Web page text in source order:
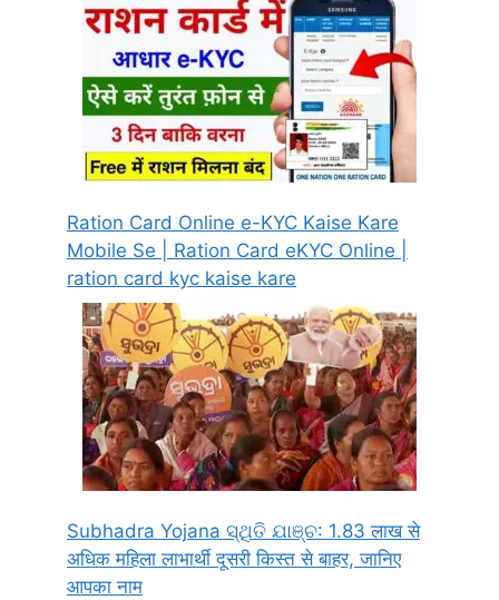
Ration Card Online e-KYC Kaise Kare
Mobile Se | Ration Card eKYC Online |
ration card kyc kaise kare
Subhadra Yojana ସ୍ଥିତି ଯାଞ୍ଚ: 1.83 लाख से
अधिक महिला लाभार्थी दूसरी किस्त से बाहर, जानिए
आपका नाम